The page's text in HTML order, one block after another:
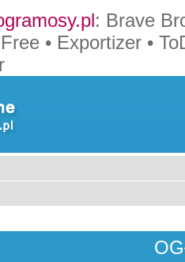
: Brave
• Exportizer •